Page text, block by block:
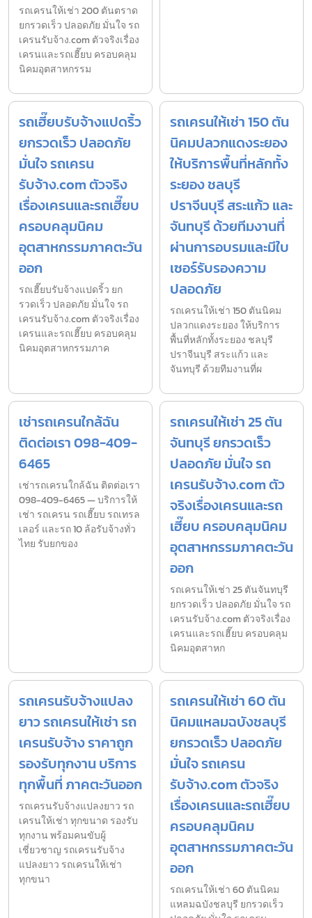
รถเครนให้เช่า 200 ตันตราด
ยกรวดเร็ว ปลอดภัย มั่นใจ รถ
เครนรับจ้าง.com ตัวจริงเรื่อง
เครนและรถเฮี๊ยบ ครอบคลุม
นิคมอุตสาหกรรม
รถเฮี๊ยบรับจ้างแปดริ้ว
ยกรวดเร็ว ปลอดภัย
มั่นใจ รถเครน
รับจ้าง.com ตัวจริง
เรื่องเครนและรถเฮี๊ยบ
ครอบคลุมนิคม
อุตสาหกรรมภาคตะวัน
ออก
รถเฮี๊ยบรับจ้างแปดริ้ว ยก
รวดเร็ว ปลอดภัย มั่นใจ รถ
เครนรับจ้าง.com ตัวจริงเรื่อง
เครนและรถเฮี๊ยบ ครอบคลุม
นิคมอุตสาหกรรมภาค
รถเครนให้เช่า 150 ตัน
นิคมปลวกแดงระยอง
ให้บริการพื้นที่หลักทั้ง
ระยอง ชลบุรี
ปราจีนบุรี สระแก้ว และ
จันทบุรี ด้วยทีมงานที่
ผ่านการอบรมและมีใบ
เซอร์รับรองความ
ปลอดภัย
รถเครนให้เช่า 150 ตันนิคม
ปลวกแดงระยอง ให้บริการ
พื้นที่หลักทั้งระยอง ชลบุรี
ปราจีนบุรี สระแก้ว และ
จันทบุรี ด้วยทีมงานที่ผ
เช่ารถเครนใกล้ฉัน
ติดต่อเรา 098-409-
6465
เช่ารถเครนใกล้ฉัน ติดต่อเรา
098-409-6465 — บริการให้
เช่า รถเครน รถเฮี๊ยบ รถเทรล
เลอร์ และรถ 10 ล้อรับจ้างทั่ว
ไทย รับยกของ
รถเครนให้เช่า 25 ตัน
จันทบุรี ยกรวดเร็ว
ปลอดภัย มั่นใจ รถ
เครนรับจ้าง.com ตัว
จริงเรื่องเครนและรถ
เฮี๊ยบ ครอบคลุมนิคม
อุตสาหกรรมภาคตะวัน
ออก
รถเครนให้เช่า 25 ตันจันทบุรี
ยกรวดเร็ว ปลอดภัย มั่นใจ รถ
เครนรับจ้าง.com ตัวจริงเรื่อง
เครนและรถเฮี๊ยบ ครอบคลุม
นิคมอุตสาหก
รถเครนรับจ้างแปลง
ยาว รถเครนให้เช่า รถ
เครนรับจ้าง ราคาถูก
รองรับทุกงาน บริการ
ทุกพื้นที่ ภาคตะวันออก
รถเครนรับจ้างแปลงยาว รถ
เครนให้เช่า ทุกขนาด รองรับ
ทุกงาน พร้อมคนขับผู้
เชี่ยวชาญ รถเครนรับจ้าง
แปลงยาว รถเครนให้เช่า
ทุกขนา
รถเครนให้เช่า 60 ตัน
นิคมแหลมฉบังชลบุรี
ยกรวดเร็ว ปลอดภัย
มั่นใจ รถเครน
รับจ้าง.com ตัวจริง
เรื่องเครนและรถเฮี๊ยบ
ครอบคลุมนิคม
อุตสาหกรรมภาคตะวัน
ออก
รถเครนให้เช่า 60 ตันนิคม
แหลมฉบังชลบุรี ยกรวดเร็ว